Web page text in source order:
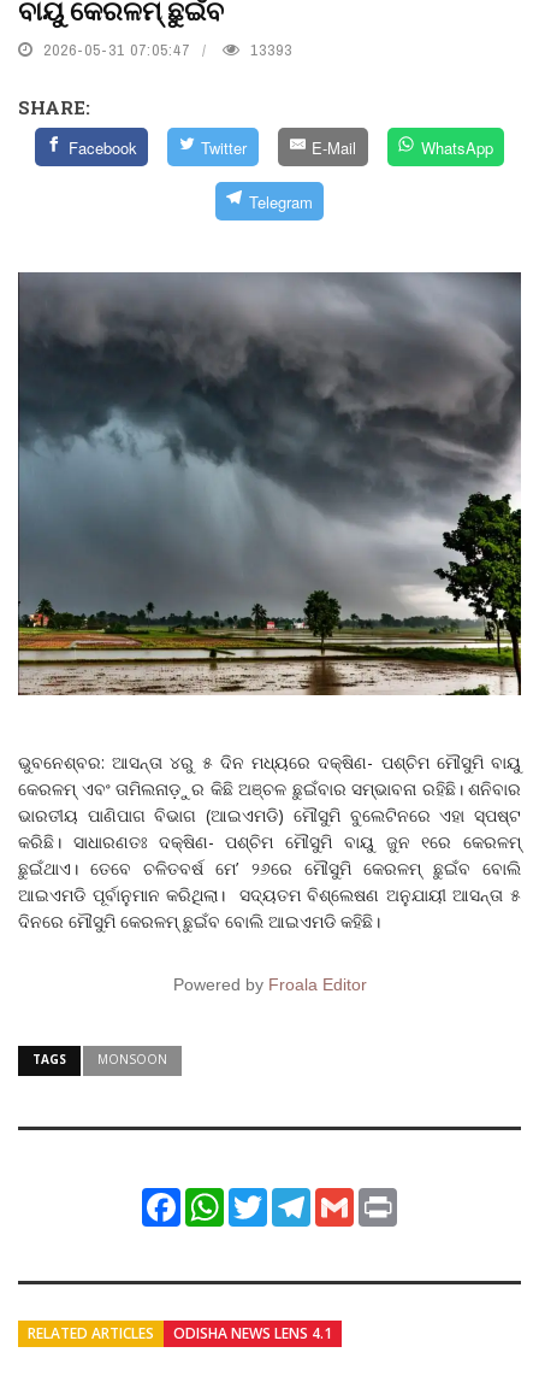
ବାୟୁ କେରଳମ୍‌ ଛୁଇଁବ
2026-05-31 07:05:47 13393
SHARE:
Facebook Twitter E-Mail WhatsApp
Telegram
ଭୁବନେଶ୍ବର: ଆସନ୍ତା ୪ରୁ ୫ ଦିନ ମଧ୍ୟରେ ଦକ୍ଷିଣ- ପଶ୍ଚିମ ମୌସୁମି ବାୟୁ
କେରଳମ୍‌ ଏବଂ ତାମିଲନାଡ଼ୁର କିଛି ଅଞ୍ଚଳ ଛୁଇଁବାର ସମ୍ଭାବନା ରହିଛି। ଶନିବାର
ଭାରତୀୟ ପାଣିପାଗ ବିଭାଗ (ଆଇଏମଡି) ମୌସୁମି ବୁଲେଟିନରେ ଏହା ସ୍ପଷ୍ଟ
କରିଛି। ସାଧାରଣତଃ ଦକ୍ଷିଣ- ପଶ୍ଚିମ ମୌସୁମି ବାୟୁ ଜୁନ ୧ରେ କେରଳମ୍‌
ଛୁଇଁଥାଏ। ତେବେ ଚଳିତବର୍ଷ ମେ’ ୨୬ରେ ମୌସୁମି କେରଳମ୍‌ ଛୁଇଁବ ବୋଲି
ଆଇଏମଡି ପୂର୍ବାନୁମାନ କରିଥିଲା। ସଦ୍ୟତମ ବିଶ୍ଲେଷଣ ଅନୁଯାୟୀ ଆସନ୍ତା ୫
ଦିନରେ ମୌସୁମି କେରଳମ୍‌ ଛୁଇଁବ ବୋଲି ଆଇଏମଡି କହିଛି।
Powered by Froala Editor
TAGS MONSOON
FacebookWhatsApp
TwitterTelegram
Gmail
RELATED ARTICLES ODISHA NEWS LENS 4.1